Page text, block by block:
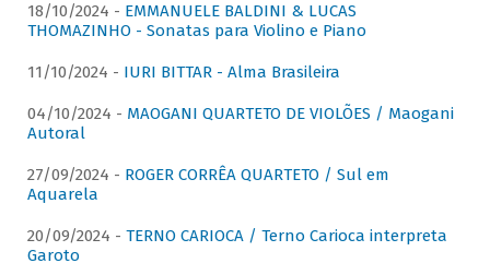
18/10/2024 - EMMANUELE BALDINI & LUCAS
THOMAZINHO - Sonatas para Violino e Piano
11/10/2024 - IURI BITTAR - Alma Brasileira
04/10/2024 - MAOGANI QUARTETO DE VIOLÕES / Maogani
Autoral
27/09/2024 - ROGER CORRÊA QUARTETO / Sul em
Aquarela
20/09/2024 - TERNO CARIOCA / Terno Carioca interpreta
Garoto